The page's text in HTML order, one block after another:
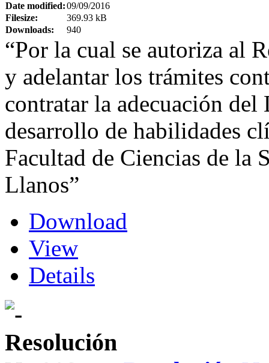
Date modified:09/09/2016
Filesize:
369.93 kB
Downloads:
940
“Por la cual se autoriza al
y adelantar los trámites
contratar la adecuación
desarrollo de habilidades
Facultad de Ciencias de la
Llanos”
Download
View
Details